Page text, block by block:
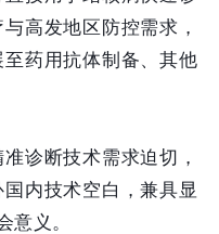
高发地区防控需求，
药用抗体制备、其他
诊断技术需求迫切，
内技术空白，兼具显
意义。